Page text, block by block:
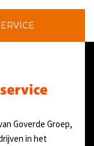
Goverde Groep,
in het